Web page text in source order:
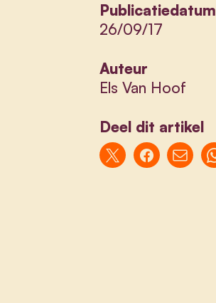
Publicatiedatum
26/09/17
Auteur
Els Van Hoof
Deel dit artikel